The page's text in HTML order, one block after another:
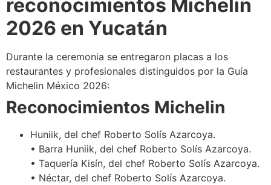
reconocimientos Michelin
2026 en Yucatán
Durante la ceremonia se entregaron placas a los
restaurantes y profesionales distinguidos por la Guía
Michelin México 2026:
Reconocimientos Michelin
Huniik, del chef Roberto Solís Azarcoya.
• Barra Huniik, del chef Roberto Solís Azarcoya.
• Taquería Kisín, del chef Roberto Solís Azarcoya.
• Néctar, del chef Roberto Solís Azarcoya.